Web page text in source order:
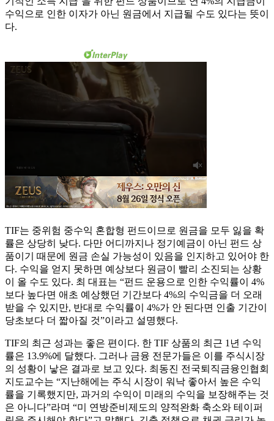
수익으로 인한 이자가 아닌 원금에서 지급될 수도 있다는 뜻이
다.
TIF는 중위험 중수익 혼합형 펀드이므로 원금을 모두 잃을 확
률은 상당히 낮다. 다만 어디까지나 정기예금이 아닌 펀드 상
품이기 때문에 원금 손실 가능성이 있음을 인지하고 있어야 한
다. 수익을 얻지 못하면 예상보다 원금이 빨리 소진되는 상황
이 올 수도 있다. 최 대표는 “펀드 운용으로 인한 수익률이 4%
보다 높다면 애초 예상했던 기간보다 4%의 수익금을 더 오래
받을 수 있지만, 반대로 수익률이 4%가 안 된다면 인출 기간이
당초보다 더 짧아질 것”이라고 설명했다.
TIF의 최근 성과는 좋은 편이다. 한 TIF 상품의 최근 1년 수익
률은 13.9%에 달했다. 그러나 금융 전문가들은 이를 주식시장
의 성황이 낳은 결과로 보고 있다. 최동진 전국퇴직금융인협회
지도교수는 “지난해에는 주식 시장이 워낙 좋아서 높은 수익
률을 기록했지만, 과거의 수익이 미래의 수익을 보장해주는 것
은 아니다”라며 “미 연방준비제도의 양적완화 축소와 테이퍼